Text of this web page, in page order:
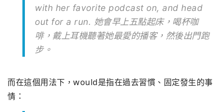
with her favorite podcast on, and head
out for a run. 她會早上五點起床，喝杯咖
啡，戴上耳機聽著她最愛的播客，然後出門跑
步。
而在這個用法下，would是指在過去習慣、固定發生的事
情：